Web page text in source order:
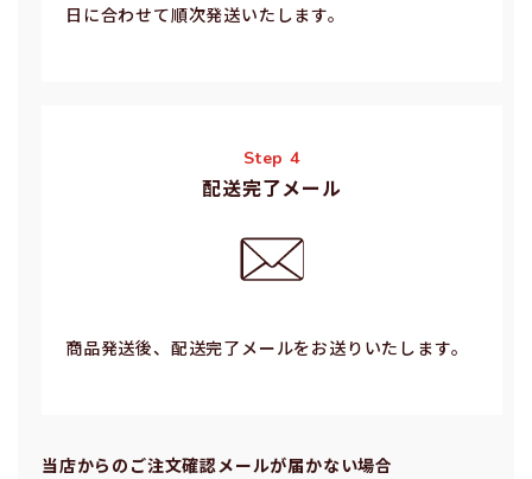
⽇に合わせて順次発送いたします。
Step 4
配送完了メール
商品発送後、配送完了メールをお送りいたします。
当店からのご注⽂確認メールが届かない場合